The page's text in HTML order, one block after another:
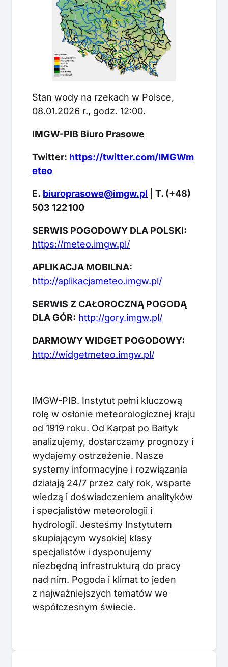
Stan wody na rzekach w Polsce,
08.01.2026 r., godz. 12:00.
IMGW-PIB Biuro Prasowe
Twitter: https://twitter.com/IMGWm
eteo
E. biuroprasowe@imgw.pl | T. (+48)
503 122 100
SERWIS POGODOWY DLA POLSKI:
https://meteo.imgw.pl/
APLIKACJA MOBILNA:
http://aplikacjameteo.imgw.pl/
SERWIS Z CAŁOROCZNĄ POGODĄ
DLA GÓR: http://gory.imgw.pl/
DARMOWY WIDGET POGODOWY:
http://widgetmeteo.imgw.pl/
IMGW-PIB. Instytut pełni kluczową
rolę w osłonie meteorologicznej kraju
od 1919 roku. Od Karpat po Bałtyk
analizujemy, dostarczamy prognozy i
wydajemy ostrzeżenie. Nasze
systemy informacyjne i rozwiązania
działają 24/7 przez cały rok, wsparte
wiedzą i doświadczeniem analityków
i specjalistów meteorologii i
hydrologii. Jesteśmy Instytutem
skupiającym wysokiej klasy
specjalistów i dysponujemy
niezbędną infrastrukturą do pracy
nad nim. Pogoda i klimat to jeden
z najważniejszych tematów we
współczesnym świecie.